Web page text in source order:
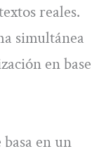
reales.
simultánea
en base
en un